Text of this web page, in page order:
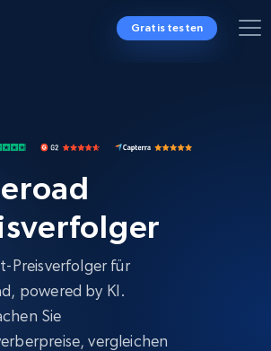
Gratis testen
Preisverfolger für
powered by KI.
Sie
vergleichen